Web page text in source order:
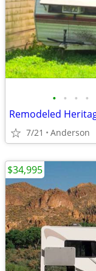
• • • •
Remodeled
7/21 Anderson
$34,995